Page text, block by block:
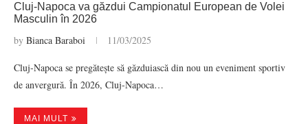
Cluj-Napoca va găzdui Campionatul European de Volei
Masculin în 2026
by Bianca Baraboi 11/03/2025
Cluj-Napoca se pregătește să găzduiască din nou un eveniment sportiv
de anvergură. În 2026, Cluj-Napoca…
MAI MULT